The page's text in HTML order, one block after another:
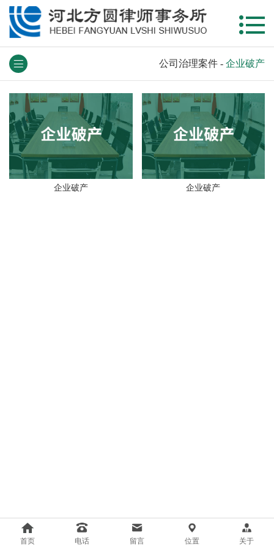
公司治理案件 - 企业破产
企业破产 企业破产
首页 电话 留言 位置 关于